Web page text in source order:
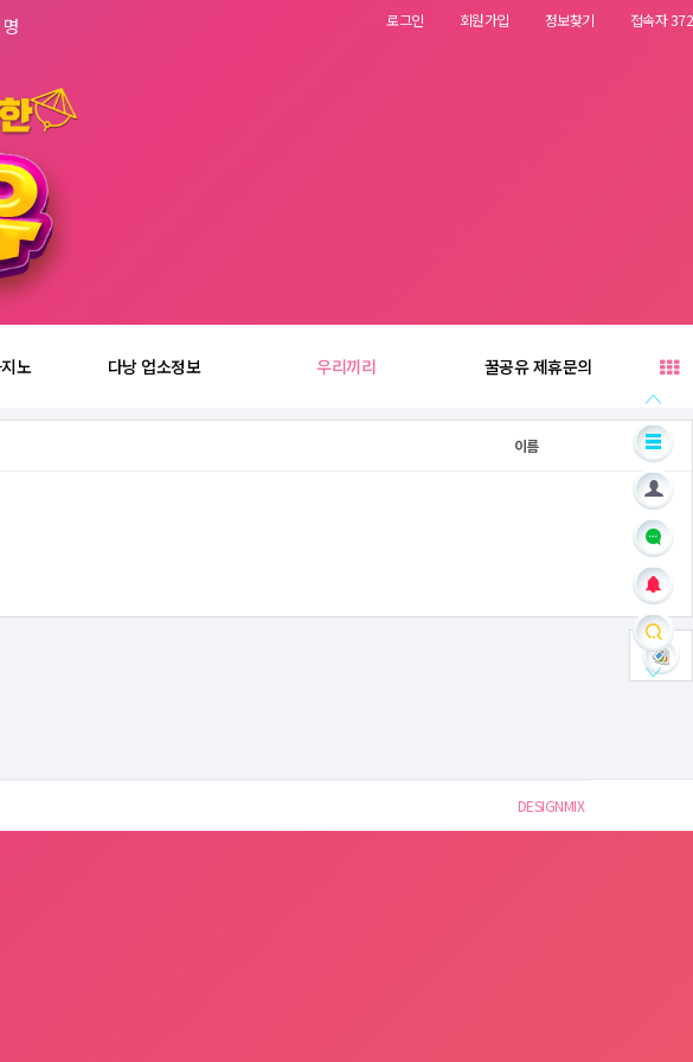
로그인 회원가입 정보찾기 접속자 372
노 다낭 업소정보 우리끼리 꿀공유 제휴문의
이름 날짜
DESIGNMIX